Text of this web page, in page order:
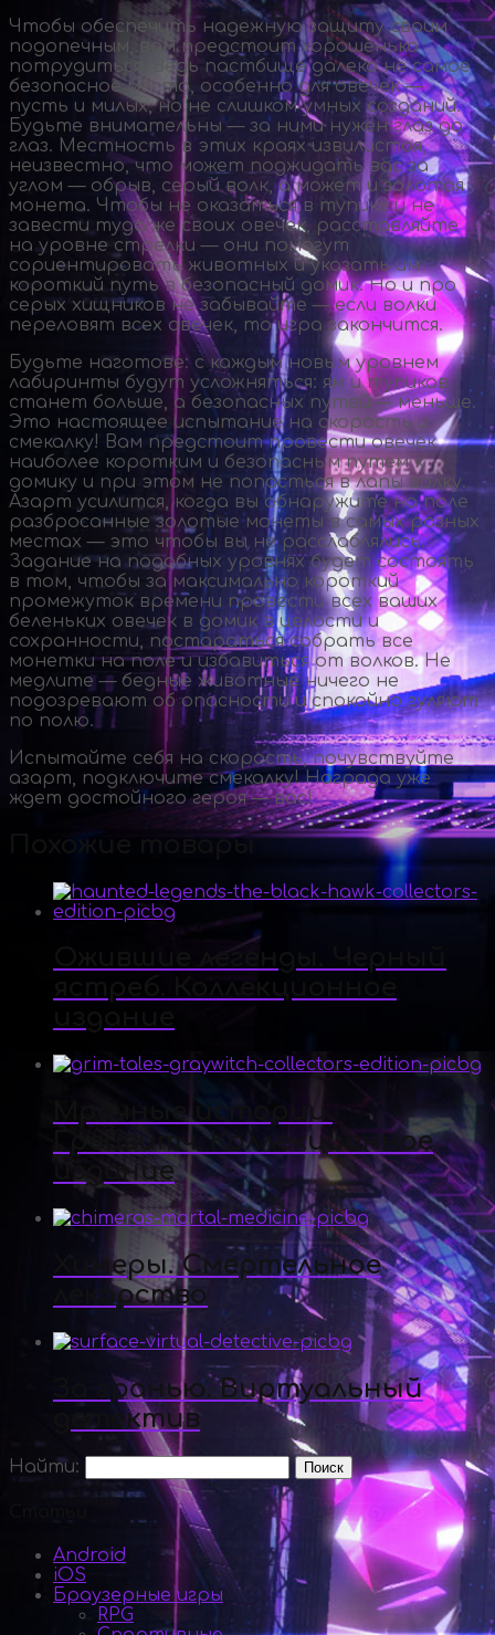
Чтобы обеспечить надежную защиту своим
подопечным, вам предстоит хорошенько
потрудиться. Ведь пастбище далеко не самое
безопасное место, особенно для овечек —
пусть и милых, но не слишком умных созданий.
Будьте внимательны — за ними нужен глаз да
глаз. Местность в этих краях извилистая,
неизвестно, что может поджидать вас за
углом — обрыв, серый волк, а может и золотая
монета. Чтобы не оказаться в тупике и не
завести туда же своих овечек, расставляйте
на уровне стрелки — они помогут
сориентировать животных и указать им
короткий путь в безопасный домик. Но и про
серых хищников не забывайте — если волки
переловят всех овечек, то игра закончится.
Будьте наготове: с каждым новым уровнем
лабиринты будут усложняться: ям и тупиков
станет больше, а безопасных путей — меньше.
Это настоящее испытание на скорость и
смекалку! Вам предстоит провести овечек
наиболее коротким и безопасным путем к
домику и при этом не попасться в лапы волку.
Азарт усилится, когда вы обнаружите на поле
разбросанные золотые монеты в самых разных
местах — это чтобы вы не расслаблялись.
Задание на подобных уровнях будет состоять
в том, чтобы за максимально короткий
промежуток времени провести всех ваших
беленьких овечек в домик в целости и
сохранности, постараться собрать все
монетки на поле и избавиться от волков. Не
медлите — бедные животные ничего не
подозревают об опасности и спокойно гуляют
по полю.
Испытайте себя на скорость, почувствуйте
азарт, подключите смекалку! Награда уже
ждет достойного героя — вас!
Похожие товары
Ожившие легенды. Черный
Мрачные истории.
Грейвитч. Коллекционное
издание
Химеры. Смертельное
лекарство
За гранью. Виртуальный
детектив
Найти:
Android
iOS
Браузерные игры
RPG